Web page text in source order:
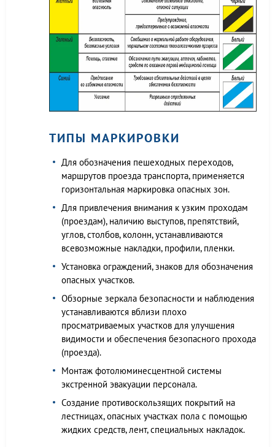
ТИПЫ МАРКИРОВКИ
Для обозначения пешеходных переходов,
маршрутов проезда транспорта, применяется
горизонтальная маркировка опасных зон.
Для привлечения внимания к узким проходам
(проездам), наличию выступов, препятствий,
углов, столбов, колонн, устанавливаются
всевозможные накладки, профили, пленки.
Установка ограждений, знаков для обозначения
опасных участков.
Обзорные зеркала безопасности и наблюдения
устанавливаются вблизи плохо
просматриваемых участков для улучшения
видимости и обеспечения безопасного прохода
(проезда).
Монтаж фотолюминесцентной системы
экстренной эвакуации персонала.
Создание противоскользящих покрытий на
лестницах, опасных участках пола с помощью
жидких средств, лент, специальных накладок.